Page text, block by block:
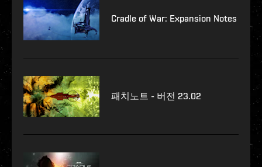
Cradle of War: Expansion Notes
패치노트 - 버전 23.02